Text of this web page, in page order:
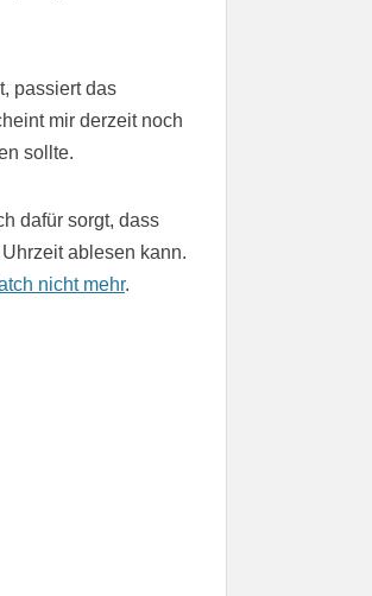
passiert das
mir derzeit noch
sollte.
dafür sorgt, dass
ablesen kann.
nicht mehr.